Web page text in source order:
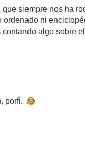
siempre nos ha
ni
algo sobre
porfi.